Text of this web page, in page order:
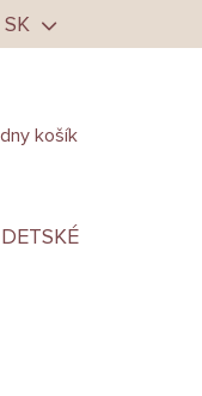
SK
košík
DETSKÉ OBLEČENIE